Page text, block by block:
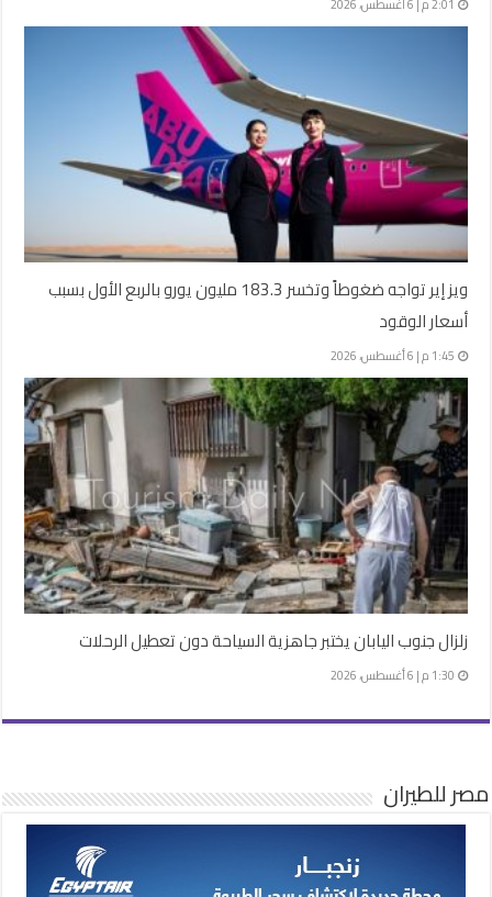
2:01 م | 6 أغسطس، 2026
ويز إير تواجه ضغوطاً وتخسر 183.3 مليون يورو بالربع الأول بسبب
أسعار الوقود
1:45 م | 6 أغسطس، 2026
زلزال جنوب اليابان يختبر جاهزية السياحة دون تعطيل الرحلات
1:30 م | 6 أغسطس، 2026
مصر للطيران